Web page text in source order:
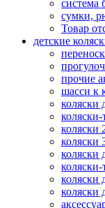
система
сумки,
Товар
детские
прочие
шасси к
коляски
коляски
коляски
коляски
коляски-
коляски
коляски